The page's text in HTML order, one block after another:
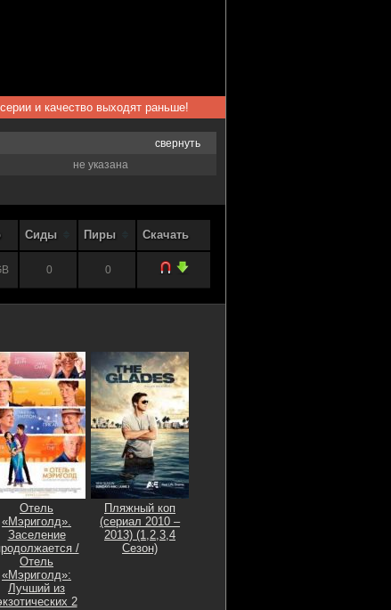
и качество выходят раньше!
свернуть
не указана
Сиды Пиры Скачать
0 0
Отель
«Мэриголд».
Заселение
/
Отель
«Мэриголд»:
Лучший из
2
Пляжный коп
(сериал 2010 –
2013) (1,2,3,4
Сезон)